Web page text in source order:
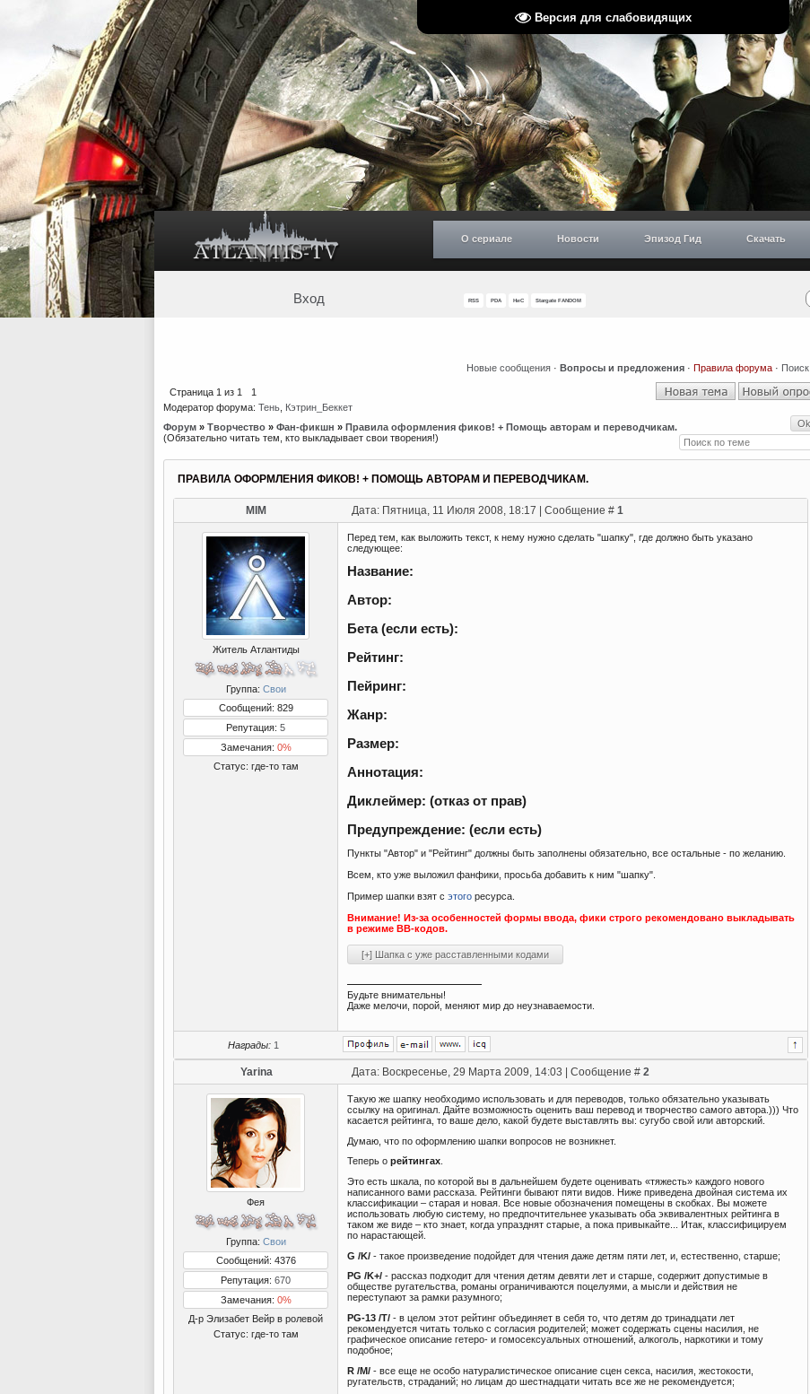
Версия для слабовидящих
О сериале Новости Эпизод Гид Скачать
Вход RSS PDA НиС Stargate FANDOM
Новые сообщения · Вопросы и предложения · Правила форума · Поиск
Страница 1 из 1
1
Модератор форума: Тень Кэтрин_Беккет
Форум » Творчество » Фан-фикшн » Правила оформления фиков! + Помощь авторам и переводчикам.
(Обязательно читать тем, кто выкладывает свои творения!)
ПРАВИЛА ОФОРМЛЕНИЯ ФИКОВ! + ПОМОЩЬ АВТОРАМ И ПЕРЕВОДЧИКАМ.
MIM Дата: Пятница, 11 Июля 2008, 18:17 | Сообщение # 1
Житель Атлантиды
Группа: Свои
Сообщений: 829
Репутация: 5
Замечания: 0%
Статус: где-то там
Перед тем, как выложить текст, к нему нужно сделать "шапку", где должно быть указано
следующее:
Название:
Автор:
Бета (если есть):
Рейтинг:
Пейринг:
Жанр:
Размер:
Аннотация:
Диклеймер: (отказ от прав)
Предупреждение: (если есть)
Пункты "Автор" и "Рейтинг" должны быть заполнены обязательно, все остальные - по желанию.
Всем, кто уже выложил фанфики, просьба добавить к ним "шапку".
Пример шапки взят с этого ресурса.
Внимание! Из-за особенностей формы ввода, фики строго рекомендовано выкладывать
в режиме ВВ-кодов.
Будьте внимательны!
Даже мелочи, порой, меняют мир до неузнаваемости.
Награды: 1
Yarina Дата: Воскресенье, 29 Марта 2009, 14:03 | Сообщение # 2
Фея
Группа: Свои
Сообщений: 4376
Репутация: 670
Замечания: 0%
Д-р Элизабет Вейр в ролевой
Статус: где-то там
Такую же шапку необходимо использовать и для переводов, только обязательно указывать
ссылку на оригинал. Дайте возможность оценить ваш перевод и творчество самого автора.))) Что
касается рейтинга, то ваше дело, какой будете выставлять вы: сугубо свой или авторский.
Думаю, что по оформлению шапки вопросов не возникнет.
Теперь о рейтингах
Это есть шкала, по которой вы в дальнейшем будете оценивать «тяжесть» каждого нового
написанного вами рассказа. Рейтинги бывают пяти видов. Ниже приведена двойная система их
классификации – старая и новая. Все новые обозначения помещены в скобках. Вы можете
использовать любую систему, но предпочтительнее указывать оба эквивалентных рейтинга в
таком же виде – кто знает, когда упразднят старые, а пока привыкайте... Итак, классифицируем
по нарастающей.
G /K/ - такое произведение подойдет для чтения даже детям пяти лет, и, естественно, старше;
PG /K+/ - рассказ подходит для чтения детям девяти лет и старше, содержит допустимые в
обществе ругательства, романы ограничиваются поцелуями, а мысли и действия не
переступают за рамки разумного;
PG-13 /T/ - в целом этот рейтинг объединяет в себя то, что детям до тринадцати лет
рекомендуется читать только с согласия родителей; может содержать сцены насилия, не
графическое описание гетеро- и гомосексуальных отношений, алкоголь, наркотики и тому
подобное;
R /M/ - все еще не особо натуралистическое описание сцен секса, насилия, жестокости,
ругательств, страданий; но лицам до шестнадцати читать все же не рекомендуется;